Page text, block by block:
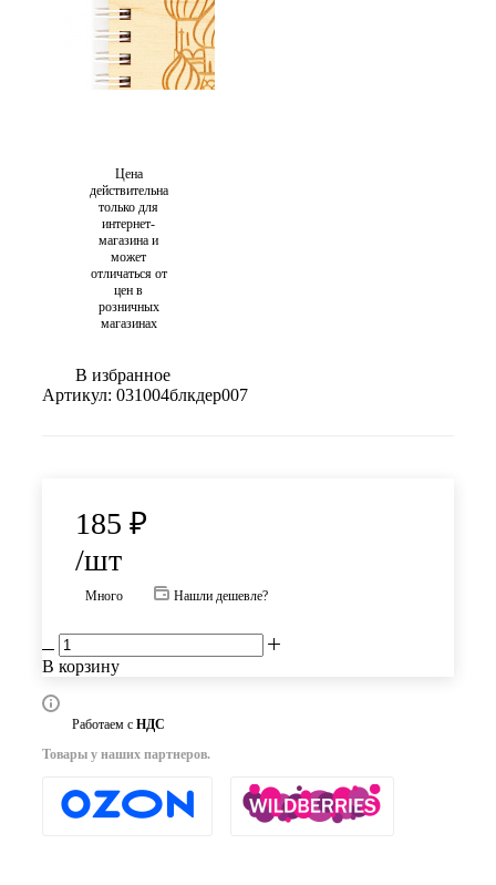
Цена
действительна
только для
интернет-
магазина и
может
отличаться от
цен в
розничных
магазинах
В избранное
Артикул: 031004блкдер007
185 ₽
/шт
Много Нашли дешевле?
В корзину
Работаем с НДС
Товары у наших партнеров.